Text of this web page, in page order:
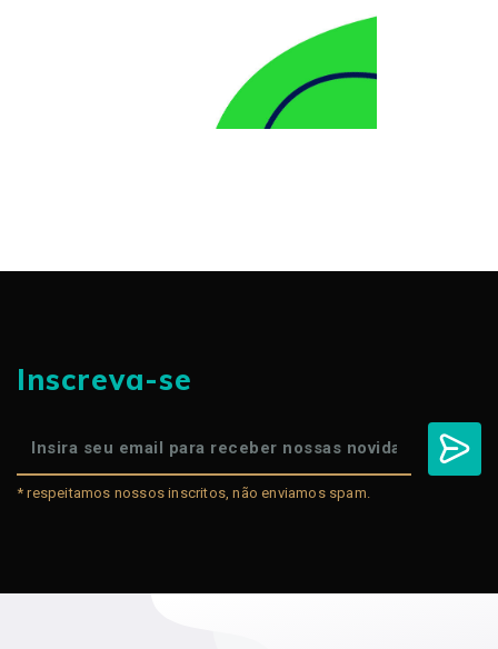
Inscreva-se
* respeitamos nossos inscritos, não enviamos spam.